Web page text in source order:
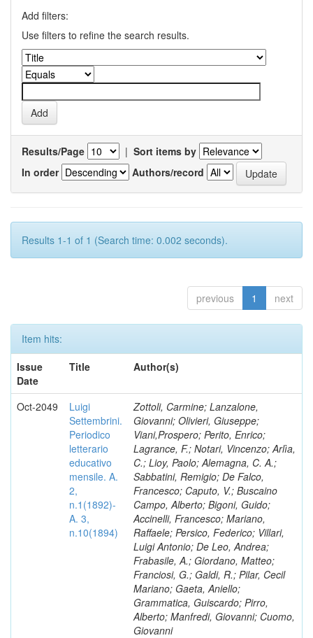
Add filters:
Use filters to refine the search results.
Results/Page | Sort items by
In order
Authors/record
Results 1-1 of 1 (Search time: 0.002 seconds).
previous 1 next
Item hits:
Issue
Date
Title Author(s)
Oct-2049
Luigi
Settembrini.
Periodico
letterario
educativo
mensile. A.
2,
n.1(1892)-
A. 3,
n.10(1894)
Zottoli, Carmine; Lanzalone,
Giovanni; Olivieri, Giuseppe;
Viani,Prospero; Perito, Enrico;
Lagrance, F.; Notari, Vincenzo; Arlìa,
C.; Lioy, Paolo; Alemagna, C. A.;
Sabbatini, Remigio; De Falco,
Francesco; Caputo, V.; Buscaino
Campo, Alberto; Bigoni, Guido;
Accinelli, Francesco; Mariano,
Raffaele; Persico, Federico; Villari,
Luigi Antonio; De Leo, Andrea;
Frabasile, A.; Giordano, Matteo;
Franciosi, G.; Galdi, R.; Pilar, Cecil
Mariano; Gaeta, Aniello;
Grammatica, Guiscardo; Pirro,
Alberto; Manfredi, Giovanni; Cuomo,
Giovanni